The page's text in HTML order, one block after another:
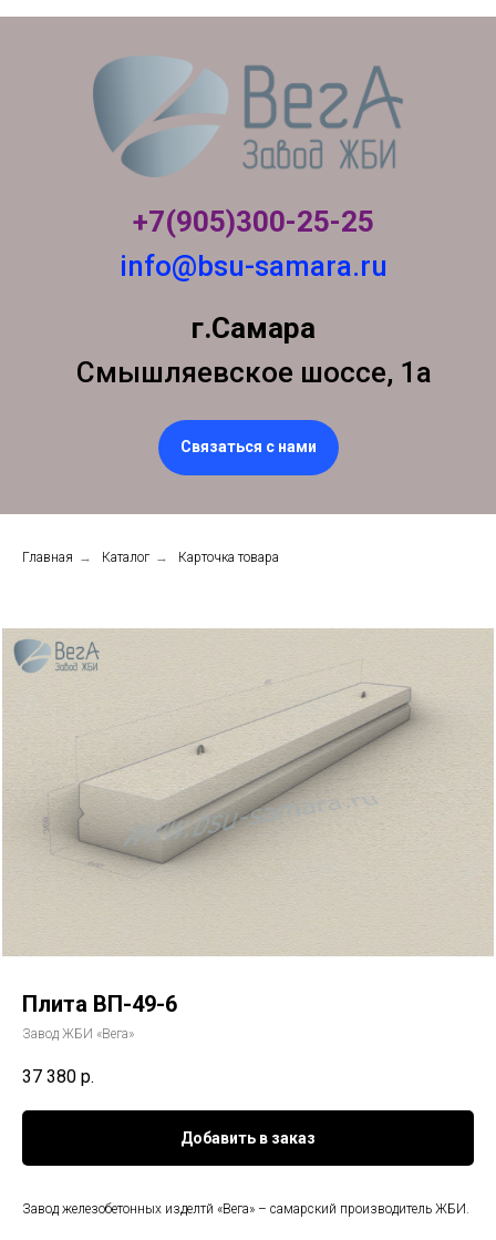
+7(905)300-25-25
info@bsu-samara.ru
г.Самара
Смышляевское шоссе, 1а
Связаться с нами
Главная → Каталог → Карточка товара
Плита ВП-49-6
Завод ЖБИ «Вега»
37 380 р.
Добавить в заказ
Завод железобетонных изделтй «Вега» – самарский производитель ЖБИ.